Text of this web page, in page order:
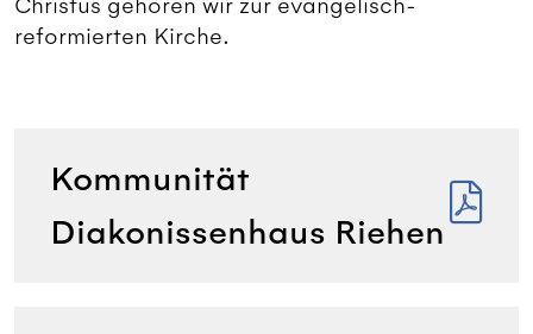
reformierten Kirche.
Kommunität
Diakonissenhaus Riehen